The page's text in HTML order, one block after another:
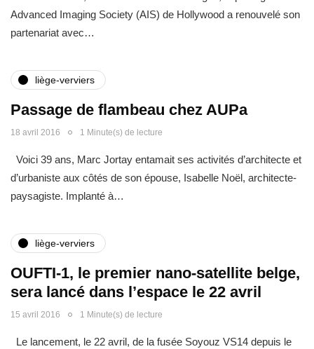
Advanced Imaging Society (AIS) de Hollywood a renouvelé son
partenariat avec…
liège-verviers
Passage de flambeau chez AUPa
18 avril 2016 1 Minute(s) de lecture
Voici 39 ans, Marc Jortay entamait ses activités d’architecte et
d’urbaniste aux côtés de son épouse, Isabelle Noël, architecte-
paysagiste. Implanté à…
liège-verviers
OUFTI-­1, le premier nano-­satellite belge,
sera lancé dans l’espace le 22 avril
15 avril 2016 1 Minute(s) de lecture
Le lancement, le 22 avril, de la fusée Soyouz VS14 depuis le